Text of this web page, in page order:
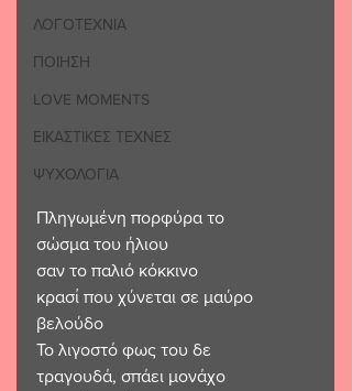
ΛΟΓΟΤΕΧΝΙΑ
ΠΟΙΗΣΗ
LOVE MOMENTS
ΕΙΚΑΣΤΙΚΕΣ ΤΕΧΝΕΣ
ΨΥΧΟΛΟΓΙΑ
Πληγωμένη πορφύρα το
σώσμα του ήλιου
σαν το παλιό κόκκινο
κρασί που χύνεται σε μαύρο
βελούδο
Το λιγοστό φως του δε
τραγουδά, σπάει μονάχο